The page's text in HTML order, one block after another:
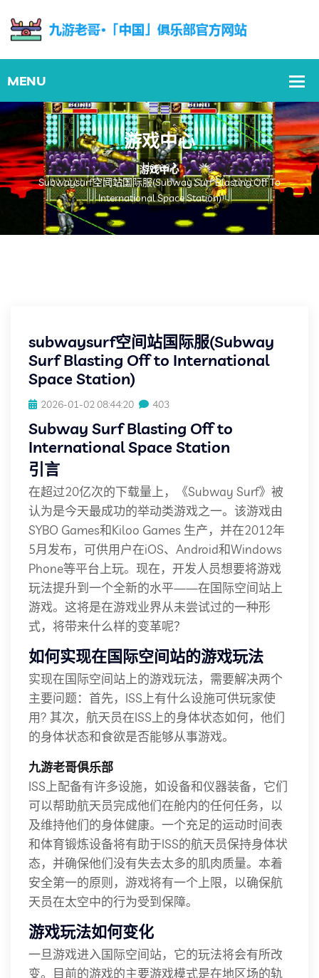
游戏中心
Home
Subwaysurf空间站国际服(Subway Surf Blasting Off To
International Space Station)
subwaysurf空间站国际服(Subway
Surf Blasting Off to International
Space Station)
2026-01-02 08:44:20 403
Subway Surf Blasting Off to
International Space Station
引言
在超过20亿次的下载量上，《Subway Surf》被
认为是今天最成功的举动类游戏之一。该游戏由
SYBO Games和Kiloo Games 生产，并在2012年
5月发布，可供用户在iOS、Android和Windows
Phone等平台上玩。现在，开发人员想要将游戏
玩法提升到一个全新的水平——在国际空间站上
游戏。这将是在游戏业界从未尝试过的一种形
式，将带来什么样的变革呢？
如何实现在国际空间站的游戏玩法
实现在国际空间站上的游戏玩法，需要解决两个
主要问题：首先，ISS上有什么设施可供玩家使
用? 其次，航天员在ISS上的身体状态如何，他们
的身体状态和食欲是否能够从事游戏。
九游老哥俱乐部
ISS上配备有许多设施，如设备和仪器装备，它们
可以帮助航天员完成他们在舱内的任何任务，以
及维持他们的身体健康。一个充足的运动时间表
和体育锻炼设备将有助于ISS的航天员保持身体状
态，并确保他们没有失去太多的肌肉质量。本着
安全第一的原则，游戏将有一个上限，以确保航
天员在太空中的行为受到保障。
游戏玩法如何变化
一旦游戏进入国际空间站，它的玩法将会有所改
变。目前的游戏的主要游戏模式是在地区场的轨